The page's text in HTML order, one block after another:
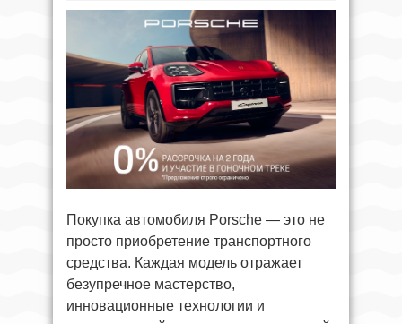
Покупка автомобиля Porsche — это не
просто приобретение транспортного
средства. Каждая модель отражает
безупречное мастерство,
инновационные технологии и